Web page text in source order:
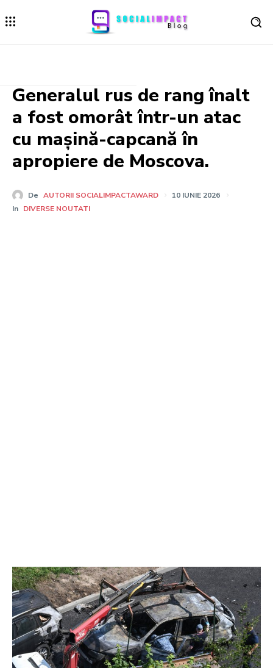
Generalul rus de rang înalt
a fost omorât într-un atac
cu mașină-capcană în
apropiere de Moscova.
De AUTORII SOCIALIMPACTAWARD
10 IUNIE 2026
In DIVERSE NOUTATI